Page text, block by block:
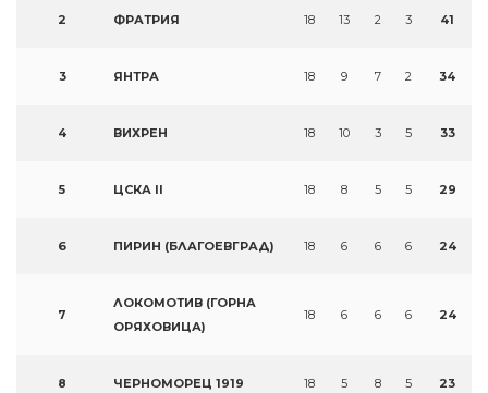
2 ФРАТРИЯ 18 13 2 3 41
3 ЯНТРА 18 9 7 2 34
4 ВИХРЕН 18 10 3 5 33
5 ЦСКА II 18 8 5 5 29
6 ПИРИН (БЛАГОЕВГРАД) 18 6 6 6 24
7
ЛОКОМОТИВ (ГОРНА
ОРЯХОВИЦА)
18 6 6 6 24
8 ЧЕРНОМОРЕЦ 1919 18 5 8 5 23